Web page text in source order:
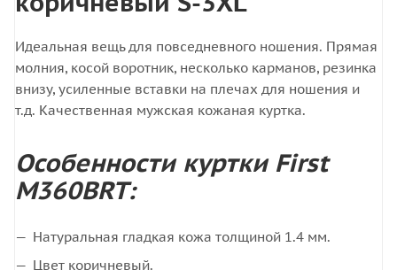
Идеальная вещь для повседневного ношения. Прямая
молния, косой воротник, несколько карманов, резинка
внизу, усиленные вставки на плечах для ношения и
т.д. Качественная мужская кожаная куртка.
Особенности куртки First
M360BRT:
Натуральная гладкая кожа толщиной 1.4 мм.
Цвет коричневый.